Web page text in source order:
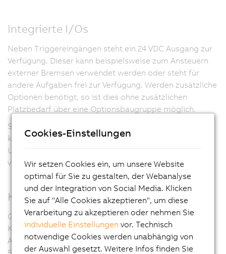
Integrierte I/Os
Neben Triggereingängen steht ein 24 VDC Ausgang zur
Verfügung. Dieser kann beispielsweise zum Ansteuern
externer Bremsen verwendet werden oder steht für
andere Aufgaben frei zur Verfügung. Werden zusätzliche
Optionen benötigt, so ist dies ohne zusätzlichen
Platzbedarf über eine Optionsbaugruppe möglich.
Selbst außergewöhnliche Anforderungen sind damit
kundenspezifisch realisierbar. Die optionale
Unterstützung verschiedenster Gebersysteme zeigt die
vielfältige Anpassungsfähigkeit dieser Produktfamilie.
Kleinste Abmessungen
Gerade in der Zweikanalvariante zeigt sich die
Kompaktheit des Moduls. Pro Achse benötigt der
ACOPOSmicro dabei eine Grundfläche von weniger als
Cookies-Einstellungen
Wir setzen Cookies ein, um unsere Website
optimal für Sie zu gestalten, der Webanalyse
und der Integration von Social Media. Klicken
Sie auf "Alle Cookies akzeptieren", um diese
Verarbeitung zu akzeptieren oder nehmen Sie
individuelle Einstellungen vor. Technisch
notwendige Cookies werden unabhängig von
der Auswahl gesetzt. Weitere Infos finden Sie